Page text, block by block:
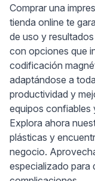
Comprar una
tienda online te
de uso y
con opciones que
codificación
adaptándose a
productividad y
equipos confiables
Explora ahora
plásticas y
negocio.
especializado para